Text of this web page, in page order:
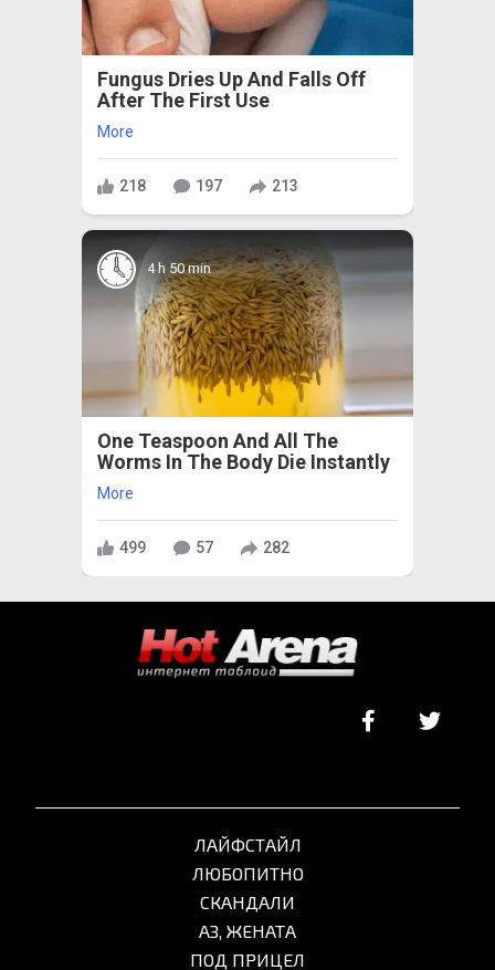
Fungus Dries Up And Falls Off
After The First Use
More
218 197 213
4 h 50 min
One Teaspoon And All The
Worms In The Body Die Instantly
More
499 57 282
ЛАЙФСТАЙЛ
ЛЮБОПИТНО
СКАНДАЛИ
АЗ, ЖЕНАТА
ПОД ПРИЦЕЛ